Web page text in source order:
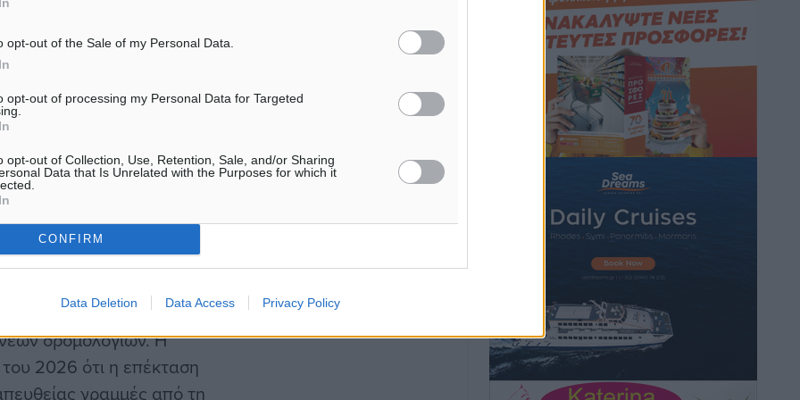
opt-out of the Sale of my Personal Data.
opt-out of processing my Personal Data for Targeted
opt-out of Collection, Use, Retention, Sale, and/or Sharing
Data that Is Unrelated with the Purposes for which it
CONFIRM
Data Deletion Data Access Privacy Policy
προς την ήδη
ξενοδοχειακή
στη
εντάσσεται στο
εταιρεία
διακοπές, χωρίς να
των απολύτως
Airbus A321neo,
δρομολογίων. Η
του 2026 ότι η επέκταση
γραμμές από τη
Hotels – Χατζηλαζάρου – Προχωρά
καινούργιο ξενοδοχείο στην Κω
Τοπικές Ειδήσεις• πριν 6 ώρες
Αυτοκίνητο μπήκε παράνομα σε
μονόδρομο στο Μαστιχάρι –
Αναποδογύρισε όχημα με μητέρα και
πριν 6 ώρες
“Η Ευρώπη αντιμετώπιζε το
προσφυγικό σαν ταινία τρόμου” – Η
συγκλονιστική μαρτυρία της Χαρούλας
Γιασιράνη στον RV για τα γεγονότα που
οδήγησαν στο Σύμφωνο της Λέρου
Τοπικές Ειδήσεις• πριν 6 ώρες
Συναυλία με τον Γιάννη Κότσιρα στις